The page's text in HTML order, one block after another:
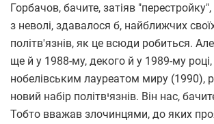
Горбачов, бачите, затіяв "перестройку"
з неволі, здавалося б, найближчих
політв'язнів, як це всюди робиться.
ще й у 1988-му, декого й у 1989-му
нобелівським лауреатом миру (1990),
новий набір політвיязнів. Він нас, бачите, помилував.
Тобто вважав злочинцями, до яких